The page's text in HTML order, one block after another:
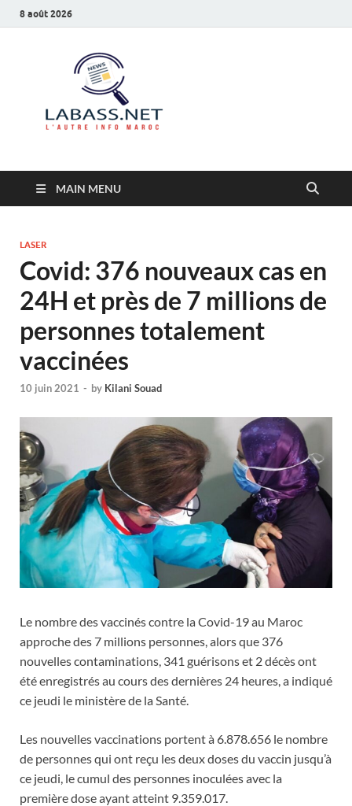
8 août 2026
MAIN MENU
LASER
Covid: 376 nouveaux cas en
24H et près de 7 millions de
personnes totalement
vaccinées
10 juin 2021 - by Kilani Souad
Le nombre des vaccinés contre la Covid-19 au Maroc
approche des 7 millions personnes, alors que 376
nouvelles contaminations, 341 guérisons et 2 décès ont
été enregistrés au cours des dernières 24 heures, a indiqué
ce jeudi le ministère de la Santé.
Les nouvelles vaccinations portent à 6.878.656 le nombre
de personnes qui ont reçu les deux doses du vaccin jusqu’à
ce jeudi, le cumul des personnes inoculées avec la
première dose ayant atteint 9.359.017.